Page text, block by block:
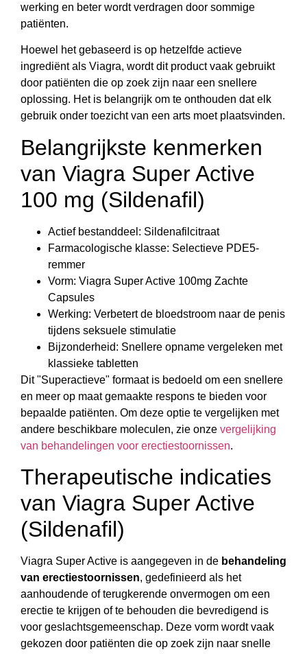
werking en beter wordt verdragen door sommige
patiënten.
Hoewel het gebaseerd is op hetzelfde actieve
ingrediënt als Viagra, wordt dit product vaak gebruikt
door patiënten die op zoek zijn naar een snellere
oplossing. Het is belangrijk om te onthouden dat elk
gebruik onder toezicht van een arts moet plaatsvinden.
Belangrijkste kenmerken
van Viagra Super Active
100 mg (Sildenafil)
Actief bestanddeel: Sildenafilcitraat
Farmacologische klasse: Selectieve PDE5-
remmer
Vorm: Viagra Super Active 100mg Zachte
Capsules
Werking: Verbetert de bloedstroom naar de penis
tijdens seksuele stimulatie
Bijzonderheid: Snellere opname vergeleken met
klassieke tabletten
Dit "Superactieve" formaat is bedoeld om een snellere
en meer op maat gemaakte respons te bieden voor
bepaalde patiënten. Om deze optie te vergelijken met
andere beschikbare moleculen, zie onze vergelijking
van behandelingen voor erectiestoornissen.
Therapeutische indicaties
van Viagra Super Active
(Sildenafil)
Viagra Super Active is aangegeven in de behandeling
van erectiestoornissen, gedefinieerd als het
aanhoudende of terugkerende onvermogen om een
erectie te krijgen of te behouden die bevredigend is
voor geslachtsgemeenschap. Deze vorm wordt vaak
gekozen door patiënten die op zoek zijn naar snelle